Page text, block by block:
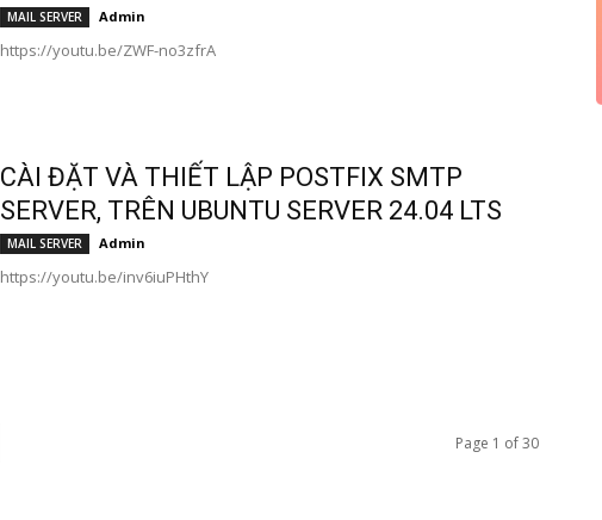
MAIL SERVER Admin
https://youtu.be/ZWF-no3zfrA
CÀI ĐẶT VÀ THIẾT LẬP POSTFIX SMTP
SERVER, TRÊN UBUNTU SERVER 24.04 LTS
MAIL SERVER Admin
https://youtu.be/inv6iuPHthY
Page 1 of 30